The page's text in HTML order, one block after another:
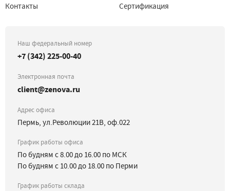
Контакты
Сертификация
Наш федеральный номер
+7 (342) 225-00-40
Электронная почта
client@zenova.ru
Адрес офиса
Пермь, ул.Революции 21В, оф.022
График работы офиса
По будням с 8.00 до 16.00 по МСК
По будням с 10.00 до 18.00 по Перми
График работы склада